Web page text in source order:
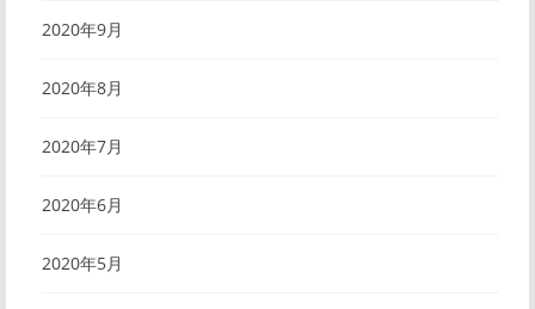
2020年9月
2020年8月
2020年7月
2020年6月
2020年5月